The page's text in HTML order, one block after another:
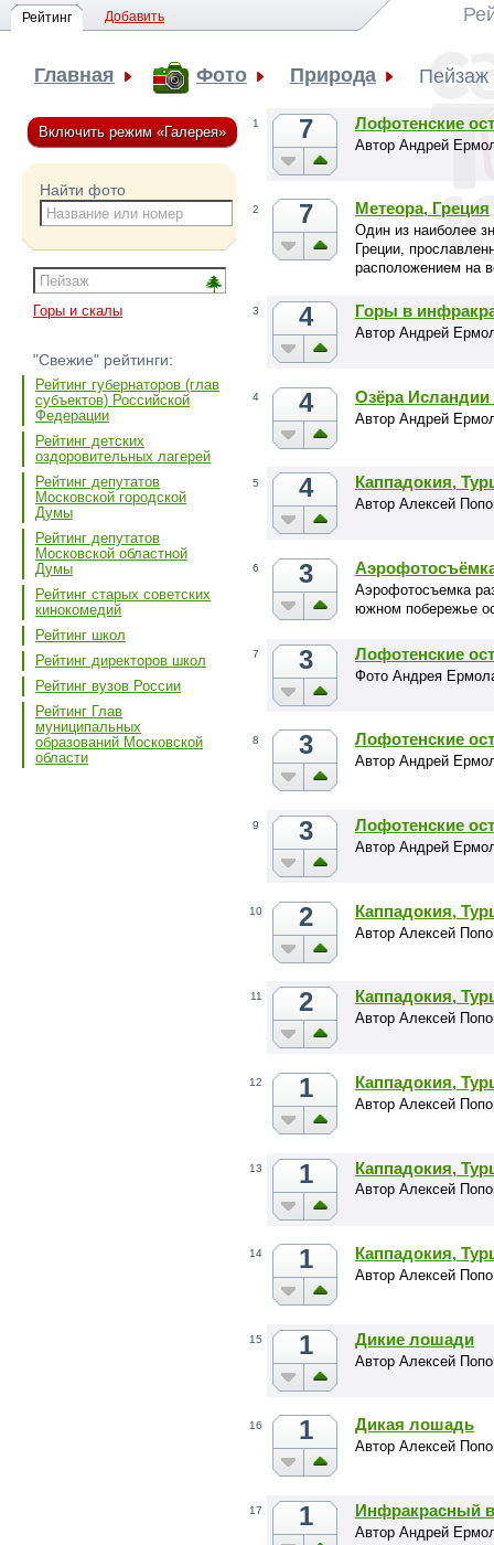
Рейтинг Добавить
Главная Фото Природа Пейзаж
Включить режим «Галерея»
Найти фото
Горы и скалы
"Свежие" рейтинги:
Рейтинг губернаторов (глав
субъектов) Российской
Федерации
Рейтинг детских
оздоровительных лагерей
Рейтинг депутатов
Московской городской
Думы
Рейтинг депутатов
Московской областной
Думы
Рейтинг старых советских
кинокомедий
Рейтинг школ
Рейтинг директоров школ
Рейтинг вузов России
Рейтинг Глав
муниципальных
образований Московской
области
1 7 Лофотенские
Автор Андрей
2 7 Метеора, Греция
Один из наиболее
Греции,
расположением на
3 4 Горы в
Автор Андрей
4 4 Озёра Исландии
Автор Андрей
5 4 Каппадокия,
Автор Алексей
6 3
Аэрофотосъемка
южном побережье
7 3 Лофотенские
Фото Андрея
8 3 Лофотенские
Автор Андрей
9 3 Лофотенские
Автор Андрей
10 2 Каппадокия,
Автор Алексей
11 2 Каппадокия,
Автор Алексей
12 1 Каппадокия,
Автор Алексей
13 1 Каппадокия,
Автор Алексей
14 1 Каппадокия,
Автор Алексей
15 1 Дикие лошади
Автор Алексей
16 1 Дикая лошадь
Автор Алексей
17 1 Инфракрасный
Автор Андрей